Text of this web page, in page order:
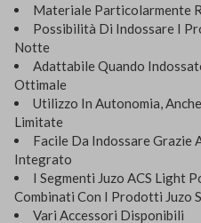
Materiale Particolarmente
Possibilità Di Indossare I
Notte
Adattabile Quando
Ottimale
Utilizzo In Autonomia,
Limitate
Facile Da Indossare Grazie
Integrato
I Segmenti Juzo ACS Light
Combinati Con I Prodotti Juzo
Vari Accessori Disponibili